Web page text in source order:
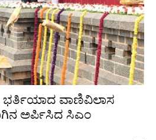
ಭರ್ತಿಯಾದ ವಾಣಿವಿಲಾಸ
ಅರ್ಪಿಸಿದ ಸಿಎಂ